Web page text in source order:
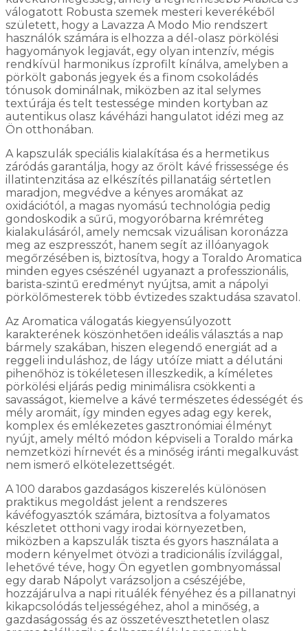
válogatott Robusta szemek mesteri keverékéből
született, hogy a Lavazza A Modo Mio rendszert
használók számára is elhozza a dél-olasz pörkölési
hagyományok legjavát, egy olyan intenzív, mégis
rendkívül harmonikus ízprofilt kínálva, amelyben a
pörkölt gabonás jegyek és a finom csokoládés
tónusok dominálnak, miközben az ital selymes
textúrája és telt testessége minden kortyban az
autentikus olasz kávéházi hangulatot idézi meg az
Ön otthonában.
A kapszulák speciális kialakítása és a hermetikus
záródás garantálja, hogy az őrölt kávé frissessége és
illatintenzitása az elkészítés pillanatáig sértetlen
maradjon, megvédve a kényes aromákat az
oxidációtól, a magas nyomású technológia pedig
gondoskodik a sűrű, mogyoróbarna krémréteg
kialakulásáról, amely nemcsak vizuálisan koronázza
meg az eszpresszót, hanem segít az illóanyagok
megőrzésében is, biztosítva, hogy a Toraldo Aromatica
minden egyes csészénél ugyanazt a professzionális,
barista-szintű eredményt nyújtsa, amit a nápolyi
pörkölőmesterek több évtizedes szaktudása szavatol.
Az Aromatica válogatás kiegyensúlyozott
karakterének köszönhetően ideális választás a nap
bármely szakában, hiszen elegendő energiát ad a
reggeli induláshoz, de lágy utóíze miatt a délutáni
pihenőhöz is tökéletesen illeszkedik, a kíméletes
pörkölési eljárás pedig minimálisra csökkenti a
savasságot, kiemelve a kávé természetes édességét és
mély aromáit, így minden egyes adag egy kerek,
komplex és emlékezetes gasztronómiai élményt
nyújt, amely méltó módon képviseli a Toraldo márka
nemzetközi hírnevét és a minőség iránti megalkuvást
nem ismerő elkötelezettségét.
A 100 darabos gazdaságos kiszerelés különösen
praktikus megoldást jelent a rendszeres
kávéfogyasztók számára, biztosítva a folyamatos
készletet otthoni vagy irodai környezetben,
miközben a kapszulák tiszta és gyors használata a
modern kényelmet ötvözi a tradicionális ízvilággal,
lehetővé téve, hogy Ön egyetlen gombnyomással
egy darab Nápolyt varázsoljon a csészéjébe,
hozzájárulva a napi rituálék fényéhez és a pillanatnyi
kikapcsolódás teljességéhez, ahol a minőség, a
gazdaságosság és az összetéveszthetetlen olasz